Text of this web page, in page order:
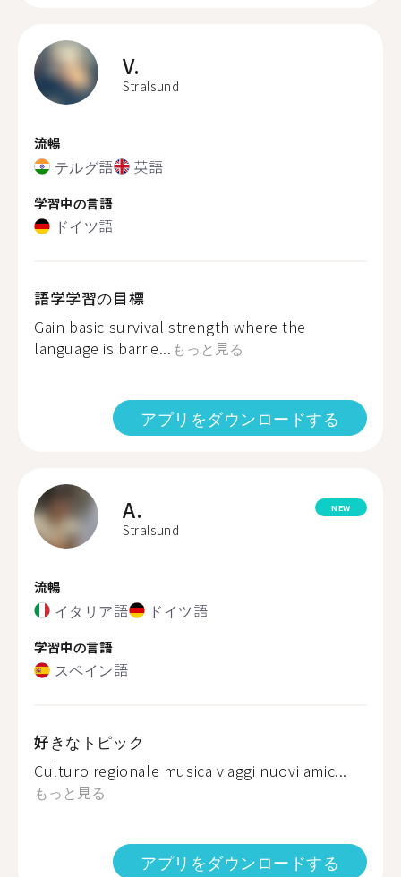
V.
Stralsund
流暢
テルグ語 英語
学習中の言語
ドイツ語
語学学習の目標
Gain basic survival strength where the
language is barrie... もっと見る
アプリをダウンロードする
A.
Stralsund
NEW
流暢
イタリア語 ドイツ語
学習中の言語
スペイン語
好きなトピック
Culturo regionale musica viaggi nuovi amic...
もっと見る
アプリをダウンロードする